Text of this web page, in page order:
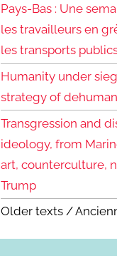
Pays-Bas : Une
les travailleurs en
les transports
Humanity under
strategy of
Transgression and
ideology, from
art, counterculture,
Trump
Older texts /